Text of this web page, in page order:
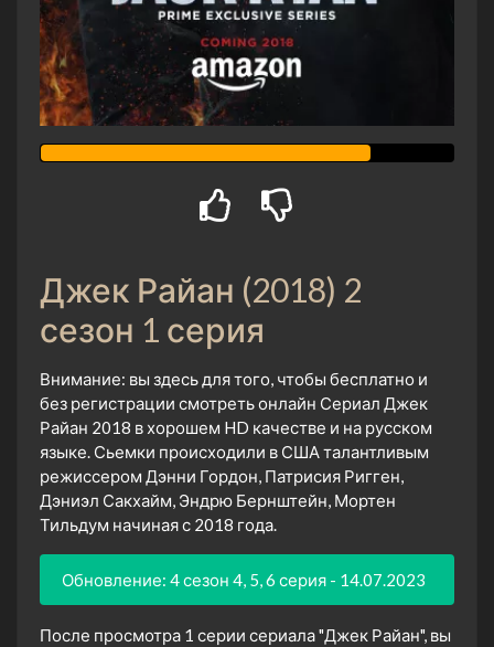
Джек Райан (2018) 2
сезон 1 серия
Внимание: вы здесь для того, чтобы бесплатно и
без регистрации смотреть онлайн Сериал Джек
Райан 2018 в хорошем HD качестве и на русском
языке. Сьемки происходили в США талантливым
режиссером Дэнни Гордон, Патрисия Ригген,
Дэниэл Сакхайм, Эндрю Бернштейн, Мортен
Тильдум начиная с 2018 года.
Обновление: 4 сезон 4, 5, 6 серия - 14.07.2023
После просмотра 1 серии сериала "Джек Райан", вы